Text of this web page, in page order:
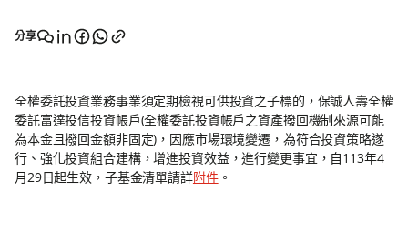
分享
全權委託投資業務事業須定期檢視可供投資之子標的，保誠人壽全權
委託富達投信投資帳戶(全權委託投資帳戶之資產撥回機制來源可能
為本金且撥回金額非固定)，因應市場環境變遷，為符合投資策略遂
行、強化投資組合建構，增進投資效益，進行變更事宜，自113年4
月29日起生效，子基金清單請詳附件。